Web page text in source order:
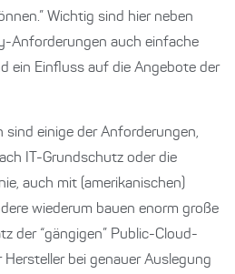
Wichtig sind hier neben
Anforderungen auch einfache
ein Einfluss auf die Angebote der
einige der Anforderungen,
IT-Grundschutz oder die
auch mit (amerikanischen)
wiederum bauen enorm große
der “gängigen” Public-Cloud-
bei genauer Auslegung